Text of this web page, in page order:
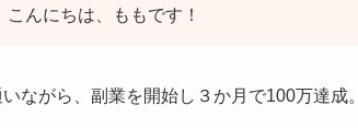
こんにちは、ももです！
ながら、副業を開始し３か月で100万達成